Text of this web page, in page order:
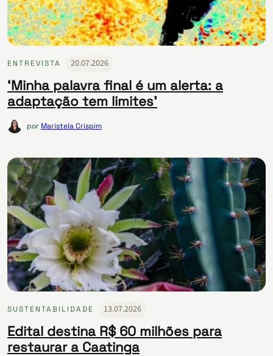
ENTREVISTA 20.07.2026
‘Minha palavra final é um alerta: a
adaptação tem limites’
por Maristela Crispim
SUSTENTABILIDADE 13.07.2026
Edital destina R$ 60 milhões para
restaurar a Caatinga